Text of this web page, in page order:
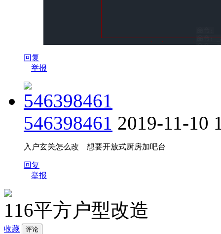
回复
举报
546398461 2019-11-10
入户玄关怎么改 想要开放式厨房加吧台
回复
举报
116平方户型改造
收藏